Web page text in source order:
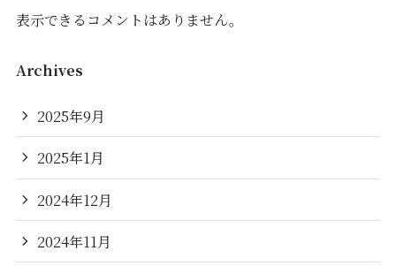
表示できるコメントはありません。
Archives
2025年9月
2025年1月
2024年12月
2024年11月